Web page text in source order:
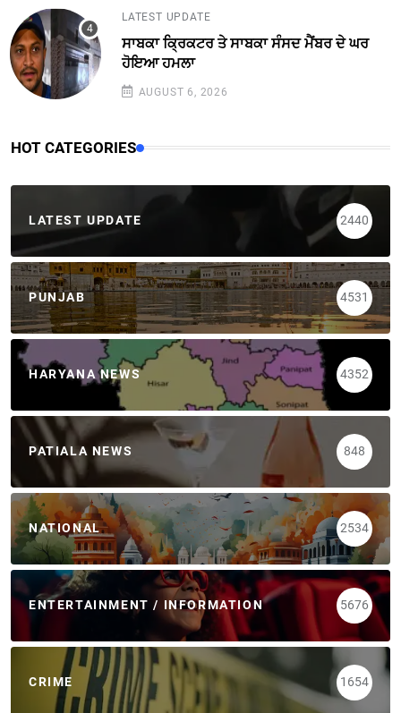
LATEST UPDATE
ਸਾਬਕਾ ਕ੍ਰਿਕਟਰ ਤੇ ਸਾਬਕਾ ਸੰਸਦ ਮੈਂਬਰ ਦੇ ਘਰ
ਹੋਇਆ ਹਮਲਾ
AUGUST 6, 2026
HOT CATEGORIES
LATEST UPDATE 2440
PUNJAB 4531
HARYANA NEWS 4352
PATIALA NEWS 848
NATIONAL 2534
ENTERTAINMENT / INFORMATION 5676
CRIME 1654